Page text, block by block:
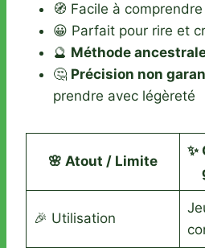
🧭 Facile à
😀 Parfait pour rire et
🔮 Méthode
🤔 Précision non
prendre avec légèreté
🌸 Atout / Limite
✨
🎉 Utilisation